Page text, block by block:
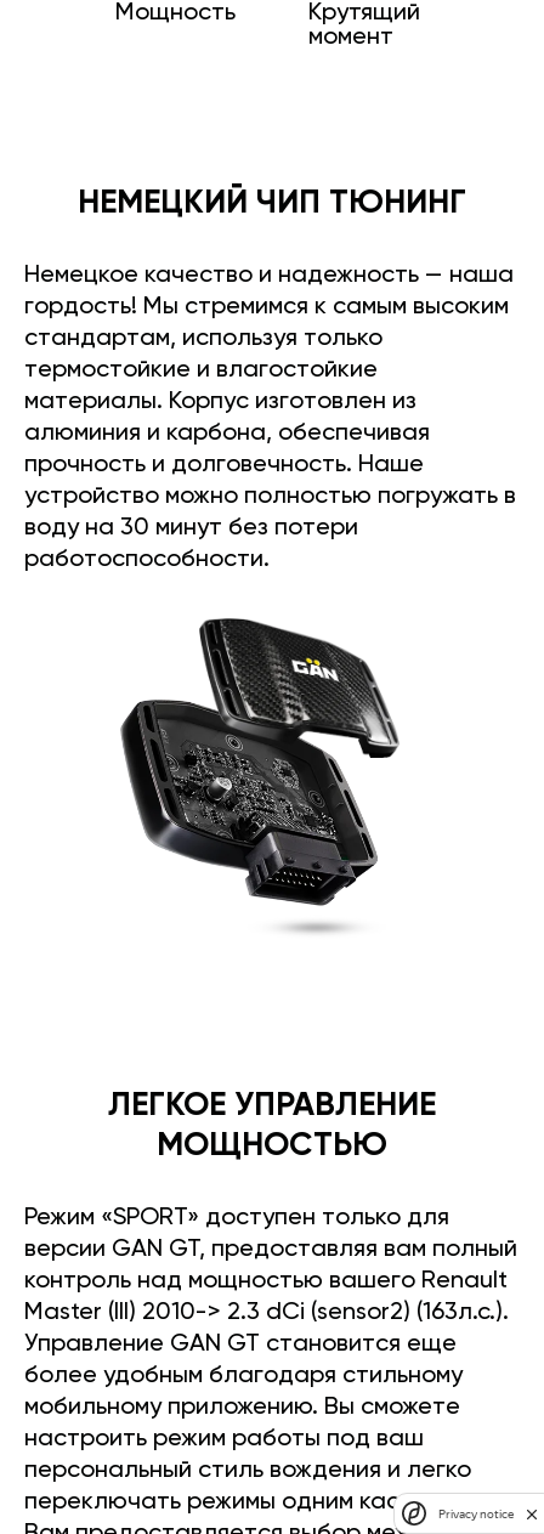
Мощность
Крутящий
момент
НЕМЕЦКИЙ ЧИП ТЮНИНГ
Немецкое качество и надежность — наша
гордость! Мы стремимся к самым высоким
стандартам, используя только
термостойкие и влагостойкие
материалы. Корпус изготовлен из
алюминия и карбона, обеспечивая
прочность и долговечность. Наше
устройство можно полностью погружать в
воду на 30 минут без потери
работоспособности.
ЛЕГКОЕ УПРАВЛЕНИЕ
МОЩНОСТЬЮ
Режим «SPORT» доступен только для
версии GAN GT, предоставляя вам полный
контроль над мощностью вашего Renault
Master (III) 2010-> 2.3 dCi (sensor2) (163л.с.).
Управление GAN GT становится еще
более удобным благодаря стильному
мобильному приложению. Вы сможете
настроить режим работы под ваш
персональный стиль вождения и легко
переключать режимы одним касанием.Privacy notice